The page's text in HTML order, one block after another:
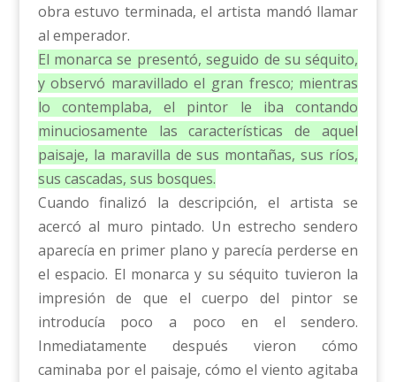
obra estuvo terminada, el artista mandó llamar
al emperador.
El monarca se presentó, seguido de su séquito,
y observó maravillado el gran fresco; mientras
lo contemplaba, el pintor le iba contando
minuciosamente las características de aquel
paisaje, la maravilla de sus montañas, sus ríos,
sus cascadas, sus bosques.
Cuando finalizó la descripción, el artista se
acercó al muro pintado. Un estrecho sendero
aparecía en primer plano y parecía perderse en
el espacio. El monarca y su séquito tuvieron la
impresión de que el cuerpo del pintor se
introducía poco a poco en el sendero.
Inmediatamente después vieron cómo
caminaba por el paisaje, cómo el viento agitaba